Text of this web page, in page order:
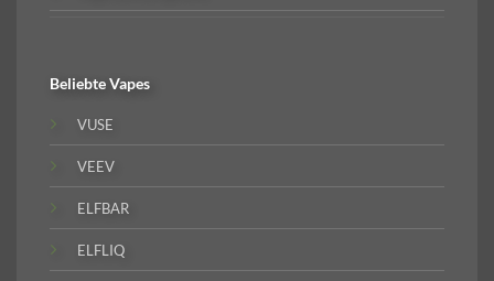
BeliebteVapes
VUSE
VEEV
ELFBAR
ELFLIQ